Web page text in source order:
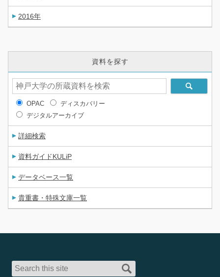
2016年
資料を探す
OPAC
ディスカバリー
デジタルアーカイブ
詳細検索
資料ガイドKULiP
データベース一覧
貴重書・特殊文庫一覧